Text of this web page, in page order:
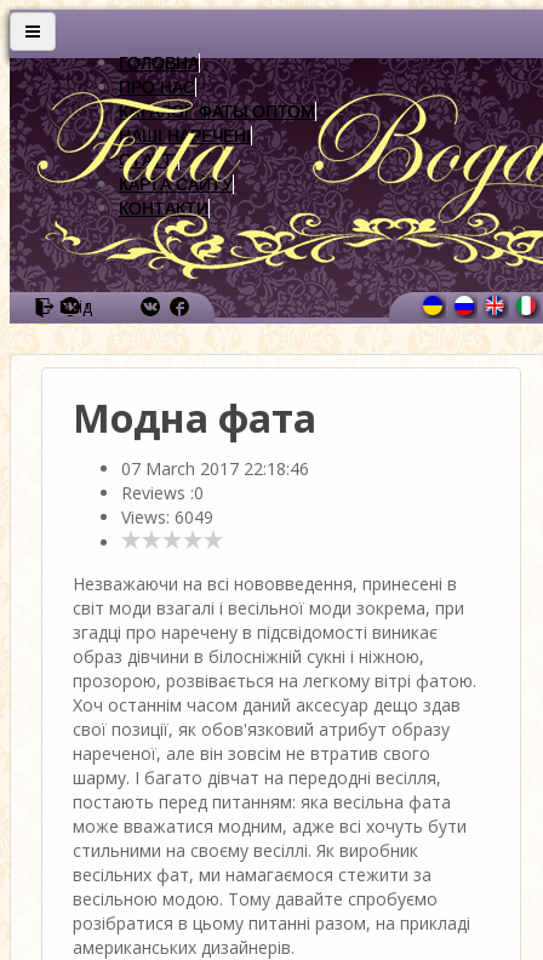
ГОЛОВНА
ПРО НАС
КАТАЛОГ ФАТЫ ОПТОМ
НАШІ НАРЕЧЕНІ
СТАТТІ
КАРТА САЙТУ
КОНТАКТИ
Вхід
Модна фата
07 March 2017 22:18:46
Reviews :0
Views: 6049
Незважаючи на всі нововведення, принесені в
світ моди взагалі і весільної моди зокрема, при
згадці про наречену в підсвідомості виникає
образ дівчини в білосніжній сукні і ніжною,
прозорою, розвівається на легкому вітрі фатою.
Хоч останнім часом даний аксесуар дещо здав
свої позиції, як обов'язковий атрибут образу
нареченої, але він зовсім не втратив свого
шарму. І багато дівчат на передодні весілля,
постають перед питанням: яка весільна фата
може вважатися модним, адже всі хочуть бути
стильними на своєму весіллі. Як виробник
весільних фат, ми намагаємося стежити за
весільною модою. Тому давайте спробуємо
розібратися в цьому питанні разом, на прикладі
американських дизайнерів.